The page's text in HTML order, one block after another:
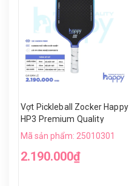
Vợt Pickleball Zocker Happy
HP3 Premium Quality
Mã sản phẩm: 25010301
2.190.000₫